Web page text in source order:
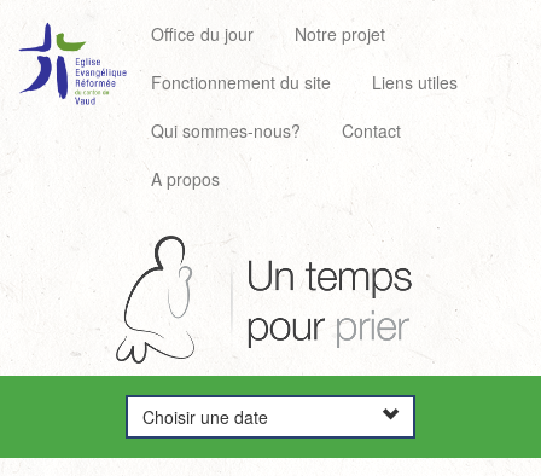
Office du jour
Notre projet
Fonctionnement du site
Liens utiles
Qui sommes-nous?
Contact
A propos
Choisir une date